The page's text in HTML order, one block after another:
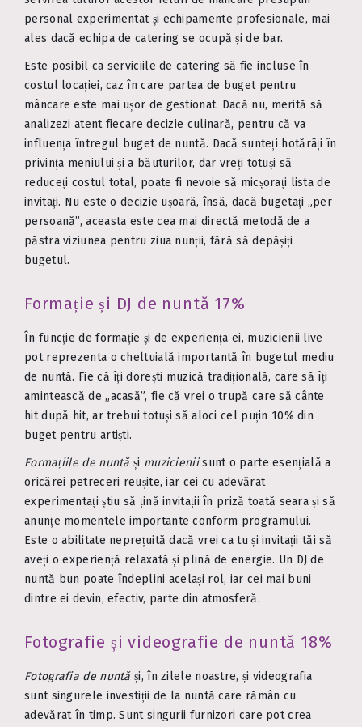
personal experimentat și echipamente profesionale, mai
ales dacă echipa de catering se ocupă și de bar.
Este posibil ca serviciile de catering să fie incluse în
costul locației, caz în care partea de buget pentru
mâncare este mai ușor de gestionat. Dacă nu, merită să
analizezi atent fiecare decizie culinară, pentru că va
influența întregul buget de nuntă. Dacă sunteți hotărâți în
privința meniului și a băuturilor, dar vreți totuși să
reduceți costul total, poate fi nevoie să micșorați lista de
invitați. Nu este o decizie ușoară, însă, dacă bugetați „per
persoană”, aceasta este cea mai directă metodă de a
păstra viziunea pentru ziua nunții, fără să depășiți
bugetul.
Formație și DJ de nuntă 17%
În funcție de formație și de experiența ei, muzicienii live
pot reprezenta o cheltuială importantă în bugetul mediu
de nuntă. Fie că îți dorești muzică tradițională, care să îți
amintească de „acasă”, fie că vrei o trupă care să cânte
hit după hit, ar trebui totuși să aloci cel puțin 10% din
buget pentru artiști.
Formațiile de nuntăși muzicieniisunt o parte esențială a
oricărei petreceri reușite, iar cei cu adevărat
experimentați știu să țină invitații în priză toată seara și să
anunțe momentele importante conform programului.
Este o abilitate neprețuită dacă vrei ca tu și invitații tăi să
aveți o experiență relaxată și plină de energie. Un DJ de
nuntă bun poate îndeplini același rol, iar cei mai buni
dintre ei devin, efectiv, parte din atmosferă.
Fotografie și videografie de nuntă 18%
Fotografia de nuntăși, în zilele noastre, și videografia
sunt singurele investiții de la nuntă care rămân cu
adevărat în timp. Sunt singurii furnizori care pot crea